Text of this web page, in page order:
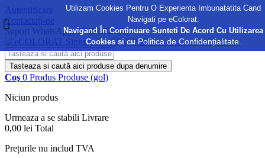
Autentificare
Contactați-ne
Suport WhatsApp:0730 372 355
Tasteaza si caută aici produse dupa denumire
Coş 0 Produs Produse (gol)
Niciun produs
Urmeaza a se stabili Livrare
0,00 lei Total
Prețurile nu includ TVA
Utilizam Cookies Pentru O Experienta Imbunatatita Cand
Navigati pe eColorat.
Navigand În Continuare Sunteti De Acord Cu Utilizarea
Cookies si cu Politica de Confidențialitate.